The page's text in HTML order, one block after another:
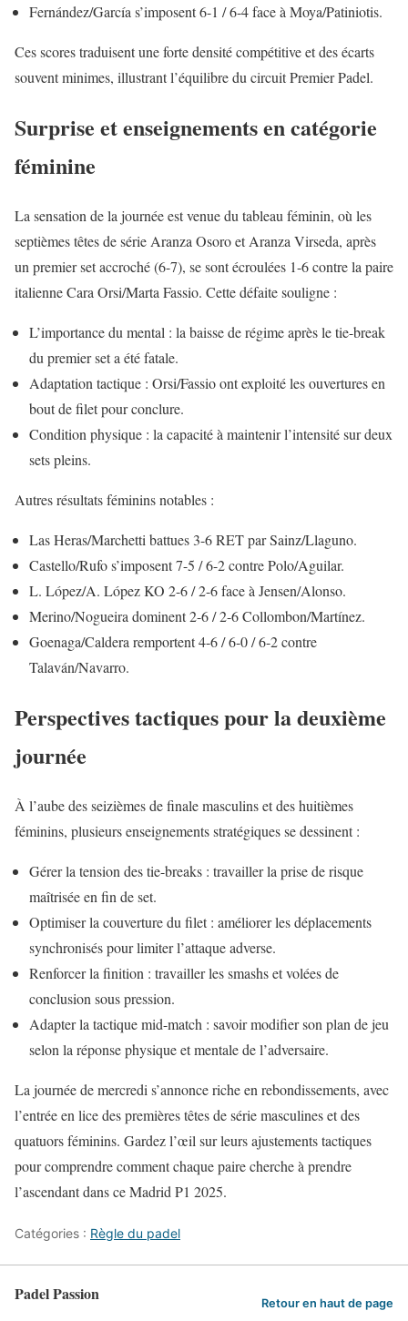
Fernández/García s’imposent 6-1 / 6-4 face à Moya/Patiniotis.
Ces scores traduisent une forte densité compétitive et des écarts
souvent minimes, illustrant l’équilibre du circuit Premier Padel.
Surprise et enseignements en catégorie
féminine
La sensation de la journée est venue du tableau féminin, où les
septièmes têtes de série Aranza Osoro et Aranza Virseda, après
un premier set accroché (6-7), se sont écroulées 1-6 contre la paire
italienne Cara Orsi/Marta Fassio. Cette défaite souligne :
L’importance du mental : la baisse de régime après le tie-break
du premier set a été fatale.
Adaptation tactique : Orsi/Fassio ont exploité les ouvertures en
bout de filet pour conclure.
Condition physique : la capacité à maintenir l’intensité sur deux
sets pleins.
Autres résultats féminins notables :
Las Heras/Marchetti battues 3-6 RET par Sainz/Llaguno.
Castello/Rufo s’imposent 7-5 / 6-2 contre Polo/Aguilar.
L. López/A. López KO 2-6 / 2-6 face à Jensen/Alonso.
Merino/Nogueira dominent 2-6 / 2-6 Collombon/Martínez.
Goenaga/Caldera remportent 4-6 / 6-0 / 6-2 contre
Talaván/Navarro.
Perspectives tactiques pour la deuxième
journée
À l’aube des seizièmes de finale masculins et des huitièmes
féminins, plusieurs enseignements stratégiques se dessinent :
Gérer la tension des tie-breaks : travailler la prise de risque
maîtrisée en fin de set.
Optimiser la couverture du filet : améliorer les déplacements
synchronisés pour limiter l’attaque adverse.
Renforcer la finition : travailler les smashs et volées de
conclusion sous pression.
Adapter la tactique mid-match : savoir modifier son plan de jeu
selon la réponse physique et mentale de l’adversaire.
La journée de mercredi s’annonce riche en rebondissements, avec
l’entrée en lice des premières têtes de série masculines et des
quatuors féminins. Gardez l’œil sur leurs ajustements tactiques
pour comprendre comment chaque paire cherche à prendre
l’ascendant dans ce Madrid P1 2025.
Catégories : Règle du padel
Padel Passion Retour en haut de page